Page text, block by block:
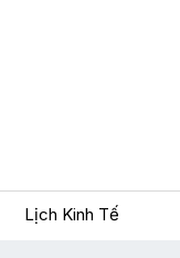
Lịch Kinh Tế